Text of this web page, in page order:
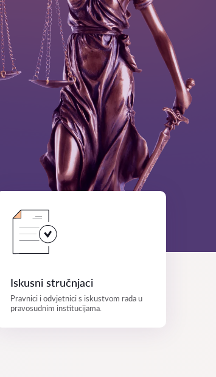
Iskusni stručnjaci
Pravnici i odvjetnici s iskustvom rada u
pravosudnim institucijama.